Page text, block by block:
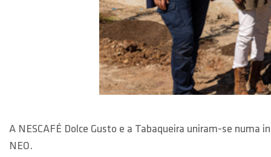
A NESCAFÉ Dolce Gusto e a Tabaqueira uniram-se
NEO.